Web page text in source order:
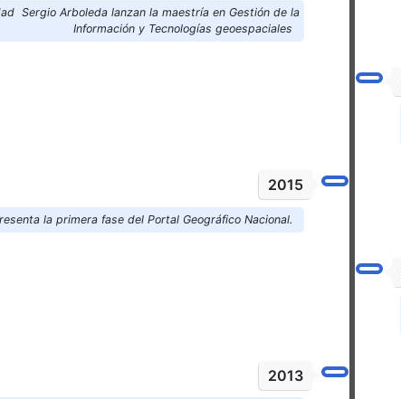
Sergio Arboleda lanzan la maestría en Gestión de la
Información y Tecnologías geoespaciales
2015
la primera fase del Portal Geográfico Nacional.
2013